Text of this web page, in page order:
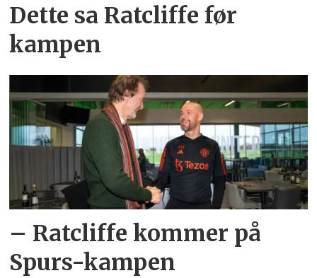
Dette sa Ratcliffe før
kampen
– Ratcliffe kommer på
Spurs-kampen